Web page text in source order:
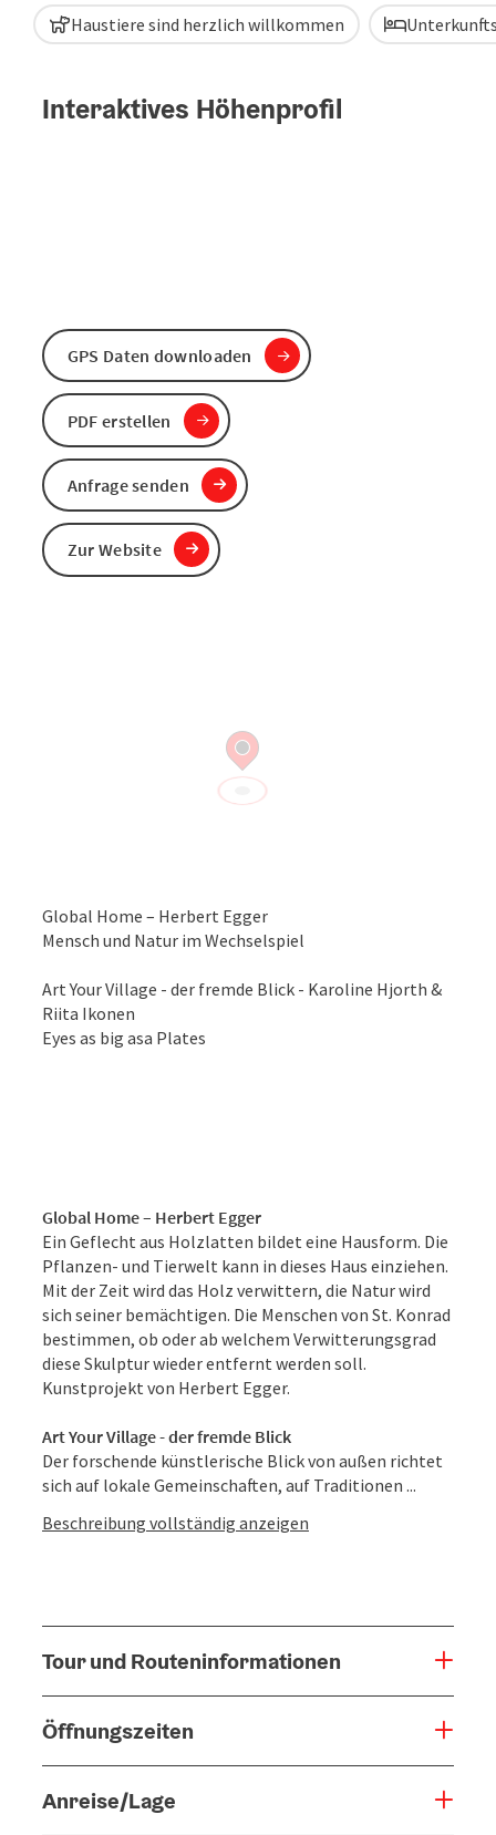
Haustiere sind herzlich willkommen
Global Home – Herbert Egger
Mensch und Natur im Wechselspiel
Art Your Village - der fremde Blick - Karoline Hjorth &
Riita Ikonen
Eyes as big asa Plates
Global Home – Herbert Egger
Ein Geflecht aus Holzlatten bildet eine Hausform. Die
Pflanzen- und Tierwelt kann in dieses Haus einziehen.
Mit der Zeit wird das Holz verwittern, die Natur wird
sich seiner bemächtigen. Die Menschen von St. Konrad
bestimmen, ob oder ab welchem Verwitterungsgrad
diese Skulptur wieder entfernt werden soll.
Kunstprojekt von Herbert Egger.
Art Your Village - der fremde Blick
Der forschende künstlerische Blick von außen richtet
sich auf lokale Gemeinschaften, auf Traditionen ...
Beschreibung vollständig anzeigen
Tour und Routeninformationen
Öffnungszeiten
Anreise/Lage
Interaktives Höhenprofil
GPS Daten downloaden
PDF erstellen
Anfrage senden
Zur Website